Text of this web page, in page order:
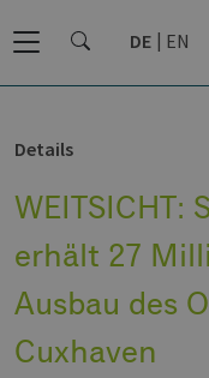
DE EN
Details
WEITSICHT:
erhält 27
Ausbau des
Cuxhaven